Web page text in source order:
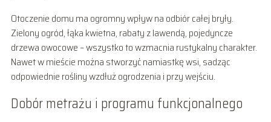
Otoczenie domu ma ogromny wpływ na odbiór całej bryły.
Zielony ogród, łąka kwietna, rabaty z lawendą, pojedyncze
drzewa owocowe – wszystko to wzmacnia rustykalny charakter.
Nawet w mieście można stworzyć namiastkę wsi, sadząc
odpowiednie rośliny wzdłuż ogrodzenia i przy wejściu.
Dobór metrażu i programu funkcjonalnego